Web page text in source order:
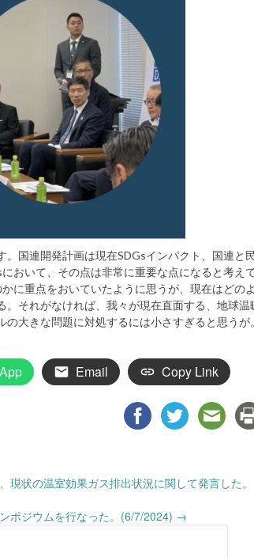
国連開発計画は現在SDGsインパクト、国連と
おいて、その点は非常に重要な点になると考えて
に重点をおいていたように思うが、現在はどのよ
それがなければ、我々が現在直面する、地球温
大きな問題に対処するには小さすぎると思うが。
Email Copy Link
状の温室効果ガス排出状況に関して発言した。
ポジウムを行なった。(6/7/2024) →